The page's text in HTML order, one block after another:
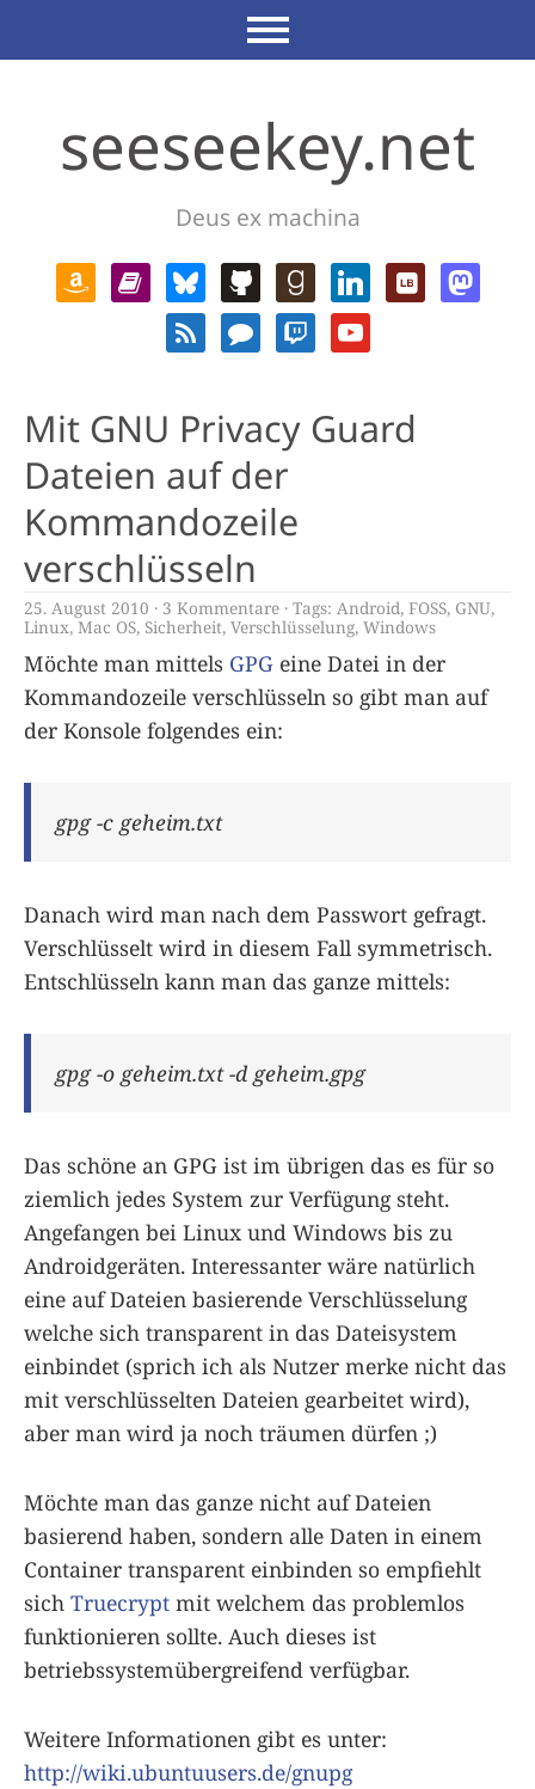
seeseekey.net
Deus ex machina
Mit GNU Privacy Guard
Dateien auf der
Kommandozeile
verschlüsseln
25. August 2010 3 Kommentare Tags: Android, FOSS, GNU,
Linux, Mac OS, Sicherheit, Verschlüsselung, Windows
Möchte man mittels GPG eine Datei in der
Kommandozeile verschlüsseln so gibt man auf
der Konsole folgendes ein:
gpg -c geheim.txt
Danach wird man nach dem Passwort gefragt.
Verschlüsselt wird in diesem Fall symmetrisch.
Entschlüsseln kann man das ganze mittels:
gpg -o geheim.txt -d geheim.gpg
Das schöne an GPG ist im übrigen das es für so
ziemlich jedes System zur Verfügung steht.
Angefangen bei Linux und Windows bis zu
Androidgeräten. Interessanter wäre natürlich
eine auf Dateien basierende Verschlüsselung
welche sich transparent in das Dateisystem
einbindet (sprich ich als Nutzer merke nicht das
mit verschlüsselten Dateien gearbeitet wird),
aber man wird ja noch träumen dürfen ;)
Möchte man das ganze nicht auf Dateien
basierend haben, sondern alle Daten in einem
Container transparent einbinden so empfiehlt
sich Truecrypt mit welchem das problemlos
funktionieren sollte. Auch dieses ist
betriebssystemübergreifend verfügbar.
Weitere Informationen gibt es unter:
http://wiki.ubuntuusers.de/gnupg